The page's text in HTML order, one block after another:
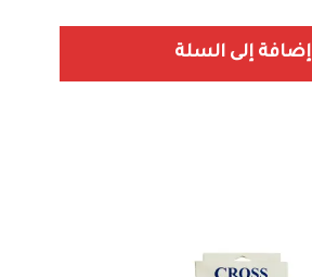
إضافة إلى السلة